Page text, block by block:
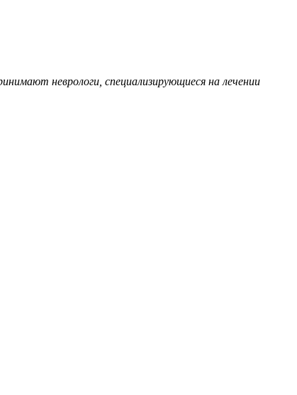
неврологи, специализирующиеся на лечении